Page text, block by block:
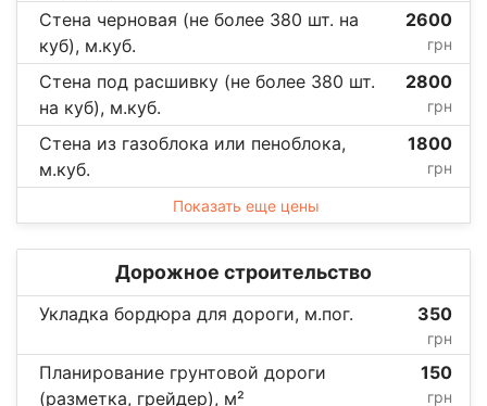
Стена черновая (не более 380 шт. на
куб), м.куб.
2600
грн
Стена под расшивку (не более 380 шт.
на куб), м.куб.
2800
грн
Стена из газоблока или пеноблока,
м.куб.
1800
грн
Показать еще цены
Дорожное строительство
Укладка бордюра для дороги, м.пог. 350
грн
Планирование грунтовой дороги
(разметка, грейдер), м²
150
грн